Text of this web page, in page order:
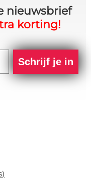
nieuwsbrief
korting!
Schrijf je in